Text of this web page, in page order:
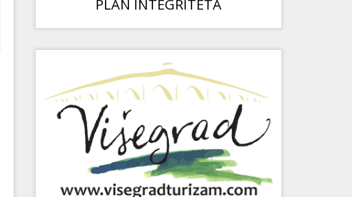
PLAN INTEGRITETA